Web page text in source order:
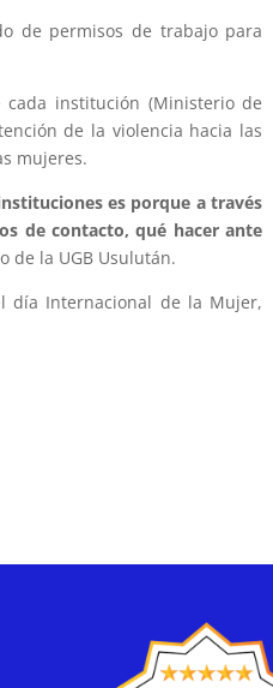
de permisos de trabajo para
institución (Ministerio de
de la violencia hacia las
mujeres.
es porque a través
de contacto, qué hacer ante
de la UGB Usulután.
día Internacional de la Mujer,